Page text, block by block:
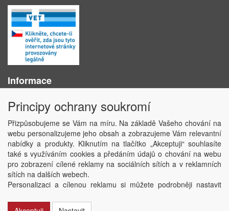
Informace
Obchodní podmínky
Ochrana osobních údajů
Kontakt
Losování účtenek
Aktuality
Nastavení soukromí
Copyright © ABRA Software a.s. 2020
Principy ochrany soukromí
Přizpůsobujeme se Vám na míru. Na základě Vašeho chování na
webu personalizujeme jeho obsah a zobrazujeme Vám relevantní
nabídky a produkty. Kliknutím na tlačítko „Akceptuji“ souhlasíte
také s využíváním cookies a předáním údajů o chování na webu
pro zobrazení cílené reklamy na sociálních sítích a v reklamních
sítích na dalších webech.
Personalizaci a cílenou reklamu si můžete podrobněji nastavit